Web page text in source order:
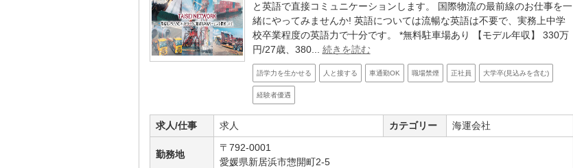
と英語で直接コミュニケーションします。 国際物流の最前線のお仕事を一
緒にやってみませんか! 英語については流暢な英語は不要で、実務上中学
校卒業程度の英語力で十分です。 *無料駐車場あり 【モデル年収】 330万
円/27歳、380... 続きを読む
語学力を生かせる 人と接する 車通勤OK 職場禁煙 正社員 大学卒(見込みを含む)
経験者優遇
求人/仕事 求人 カテゴリー 海運会社
勤務地
〒792-0001
愛媛県新居浜市惣開町2-5